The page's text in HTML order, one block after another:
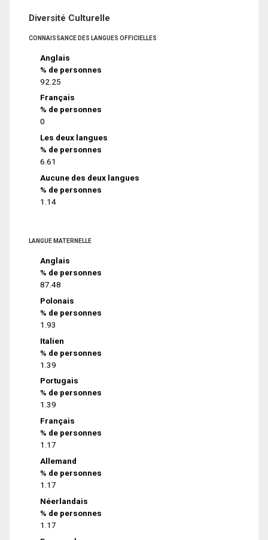
Diversité Culturelle
CONNAISSANCE DES LANGUES OFFICIELLES
Anglais
% de personnes
92.25
Français
% de personnes
0
Les deux langues
% de personnes
6.61
Aucune des deux langues
% de personnes
1.14
LANGUE MATERNELLE
Anglais
% de personnes
87.48
Polonais
% de personnes
1.93
Italien
% de personnes
1.39
Portugais
% de personnes
1.39
Français
% de personnes
1.17
Allemand
% de personnes
1.17
Néerlandais
% de personnes
1.17